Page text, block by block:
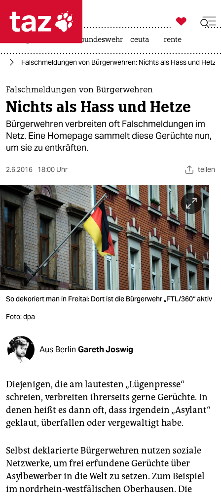
 taz zahl ich
taz zahl ich
themen
politik
öko
sport
berlin
nord
wahrheit
verlag
shop
fragen & hilfe
unterstützen
abo
genossenschaft
epaper login

taz zahl ich
bundeswehr ceuta rente
Falschmeldungen von Bürgerwehren: Nichts als Hass und Hetze
Falschmeldungen von Bürgerwehren
Nichts als Hass und Hetze
Bürgerwehren verbreiten oft Falschmeldungen im
Netz. Eine Homepage sammelt diese Gerüchte nun,
um sie zu entkräften.
2.6.2016 18:00 Uhr teilen
So dekoriert man in Freital: Dort ist die Bürgerwehr „FTL/360“ aktiv
Foto: dpa
Aus Berlin Gareth Joswig
Diejenigen, die am lautesten „Lügenpresse“
schreien, verbreiten ihrerseits gerne Gerüchte. In
denen heißt es dann oft, dass irgendein „Asylant“
geklaut, überfallen oder vergewaltigt habe.
Selbst deklarierte Bürgerwehren nutzen soziale
Netzwerke, um frei erfundene Gerüchte über
Asylbewerber in die Welt zu setzen. Zum Beispiel
im nordrhein-westfälischen Oberhausen. Die